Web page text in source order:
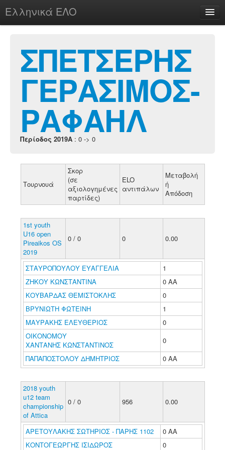
Ελληνικά ΕΛΟ
chesstu.be @ discord
Login
ΣΠΕΤΣΕΡΗΣ
ΓΕΡΑΣΙΜΟΣ-
ΡΑΦΑΗΛ
Περίοδος 2019A : 0 -> 0
Τουρνουά
Σκορ
(σε
αξιολογημένες
παρτίδες)
ELO
αντιπάλων
Μεταβολή
ή
Απόδοση
1st youth
U16 open
Pireaikos OS
2019
0 / 0 0 0.00
ΣΤΑΥΡΟΠΟΥΛΟΥ ΕΥΑΓΓΕΛΙΑ
1
ΖΗΚΟΥ ΚΩΝΣΤΑΝΤΙΝΑ
0 ΑΑ
ΚΟΥΒΑΡΔΑΣ ΘΕΜΙΣΤΟΚΛΗΣ
0
ΒΡΥΝΙΩΤΗ ΦΩΤΕΙΝΗ
1
ΜΑΥΡΑΚΗΣ ΕΛΕΥΘΕΡΙΟΣ
0
ΟΙΚΟΝΟΜΟΥ
ΧΑΝΤΑΝΗΣ ΚΩΝΣΤΑΝΤΙΝΟΣ
0
ΠΑΠΑΠΟΣΤΟΛΟΥ ΔΗΜΗΤΡΙΟΣ
0 ΑΑ
2018 youth
u12 team
championship
of Attica
0 / 0 956 0.00
ΑΡΕΤΟΥΛΑΚΗΣ ΣΩΤΗΡΙΟΣ - ΠΑΡΗΣ 1102
0 ΑΑ
ΚΟΝΤΟΓΕΩΡΓΗΣ ΙΣΙΔΩΡΟΣ
0